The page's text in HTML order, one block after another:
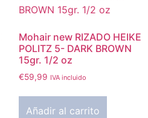
Mohair new RIZADO HEIKE
POLITZ 5- DARK BROWN
15gr. 1/2 oz
€59,99 IVA incluido
Añadir al carrito